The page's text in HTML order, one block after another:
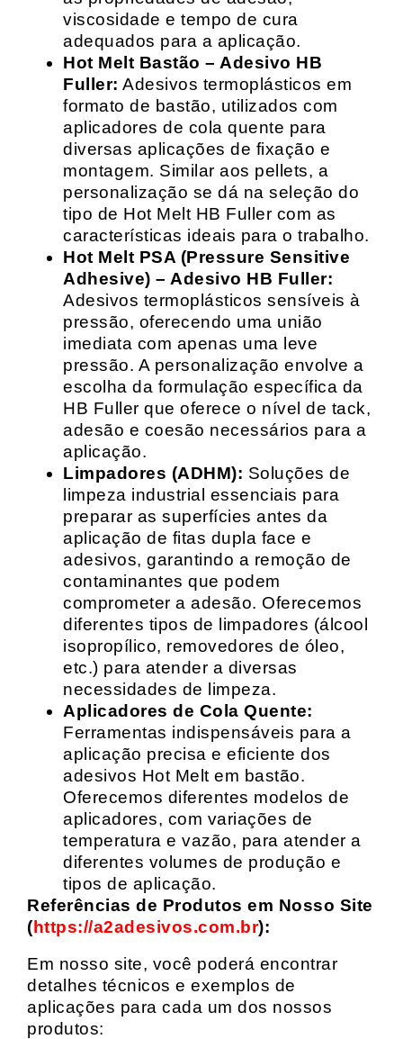
viscosidade e tempo de cura
adequados para a aplicação.
Hot Melt Bastão – Adesivo HB
Fuller: Adesivos termoplásticos em
formato de bastão, utilizados com
aplicadores de cola quente para
diversas aplicações de fixação e
montagem. Similar aos pellets, a
personalização se dá na seleção do
tipo de Hot Melt HB Fuller com as
características ideais para o trabalho.
Hot Melt PSA (Pressure Sensitive
Adhesive) – Adesivo HB Fuller:
Adesivos termoplásticos sensíveis à
pressão, oferecendo uma união
imediata com apenas uma leve
pressão. A personalização envolve a
escolha da formulação específica da
HB Fuller que oferece o nível de tack,
adesão e coesão necessários para a
aplicação.
Limpadores (ADHM): Soluções de
limpeza industrial essenciais para
preparar as superfícies antes da
aplicação de fitas dupla face e
adesivos, garantindo a remoção de
contaminantes que podem
comprometer a adesão. Oferecemos
diferentes tipos de limpadores (álcool
isopropílico, removedores de óleo,
etc.) para atender a diversas
necessidades de limpeza.
Aplicadores de Cola Quente:
Ferramentas indispensáveis para a
aplicação precisa e eficiente dos
adesivos Hot Melt em bastão.
Oferecemos diferentes modelos de
aplicadores, com variações de
temperatura e vazão, para atender a
diferentes volumes de produção e
tipos de aplicação.
Referências de Produtos em Nosso Site
(https://a2adesivos.com.br):
Em nosso site, você poderá encontrar
detalhes técnicos e exemplos de
aplicações para cada um dos nossos
produtos: